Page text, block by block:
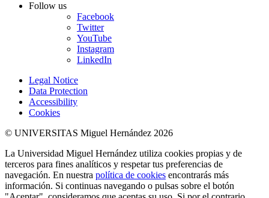
Follow us
Facebook
Twitter
YouTube
Instagram
LinkedIn
Legal Notice
Data Protection
Accessibility
Cookies
© UNIVERSITAS Miguel Hernández 2026
La Universidad Miguel Hernández utiliza cookies propias y de
terceros para fines analíticos y respetar tus preferencias de
navegación. En nuestra política de cookies encontrarás más
información. Si continuas navegando o pulsas sobre el botón